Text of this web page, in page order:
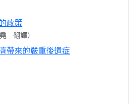
政策
翻譯）
帶來的嚴重後遺症